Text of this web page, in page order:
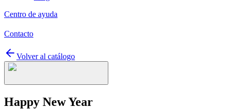
Centro de ayuda
Contacto
Volver al catálogo
Happy New Year